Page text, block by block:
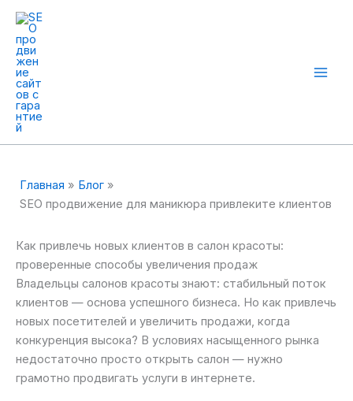
Перейти
содержимому
Главная
Блог
SEO продвижение для маникюра привлеките клиентов
Как привлечь новых клиентов в салон красоты:
проверенные способы увеличения продаж
Владельцы салонов красоты знают: стабильный поток
клиентов — основа успешного бизнеса. Но как привлечь
новых посетителей и увеличить продажи, когда
конкуренция высока? В условиях насыщенного рынка
недостаточно просто открыть салон — нужно
грамотно продвигать услуги в интернете.